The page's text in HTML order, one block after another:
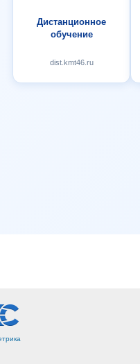
Дистанционное
обучение
dist.kmt46.ru